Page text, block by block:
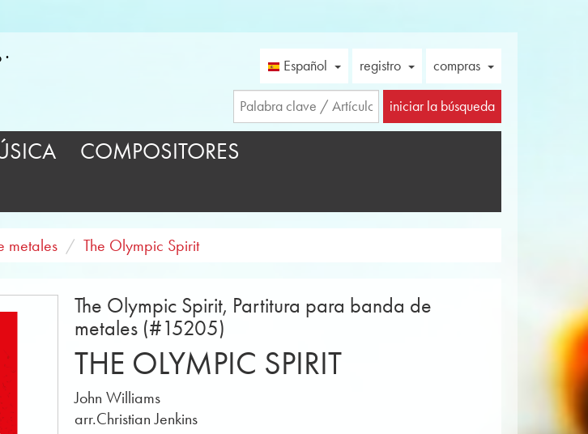
Español registro compras
iniciar la búsqueda
COMPOSITORES
metales The Olympic Spirit
The Olympic Spirit, Partitura para banda de
metales (#15205)
THE OLYMPIC SPIRIT
John Williams
arr.Christian Jenkins